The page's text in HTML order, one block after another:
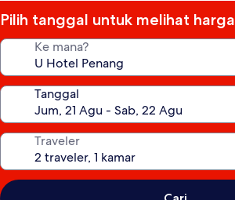
Pilih tanggal untuk melihat harga
Ke mana?
Tanggal
Traveler